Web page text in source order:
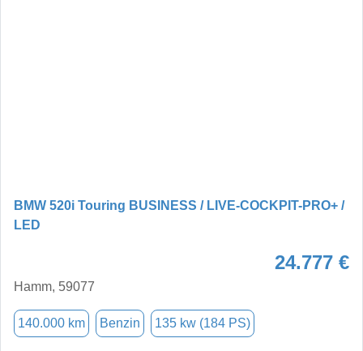
BMW 520i Touring BUSINESS / LIVE-COCKPIT-PRO+ /
LED
24.777 €
Hamm, 59077
140.000 km Benzin 135 kw (184 PS)